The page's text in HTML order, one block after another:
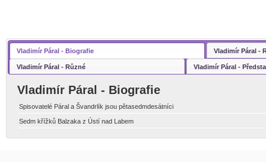
Vladimír Páral - Biografie Vladimír Páral -
Vladimír Páral - Různé Vladimír Páral -
Vladimír Páral - Biografie
Spisovatelé Páral a Švandrlík jsou pětasedmdesátníci
Sedm křížků Balzaka z Ústí nad Labem